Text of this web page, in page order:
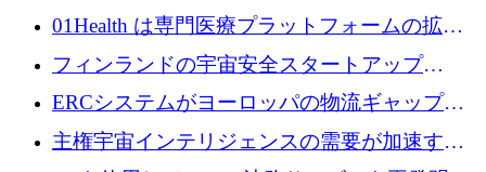
めに 210 万ユーロを調達
01Health は専門医療プラットフォームの拡大
に 1,500 万ドルを確保
フィンランドの宇宙安全スタートアップ
Aavuus が、スペースデブリ追跡に取り組むプ
レシード資金を獲得
ERCシステムがヨーロッパの物流ギャップを
埋めるために設計された重量物運搬用eVTOL
であるVictorを発表
主権宇宙インテリジェンスの需要が加速する